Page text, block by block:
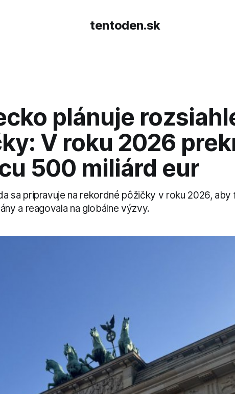
tentoden.sk
plánuje
V roku 2026
500 miliárd eur
sa pripravuje na rekordné pôžičky v roku 2026, aby
a reagovala na globálne výzvy.